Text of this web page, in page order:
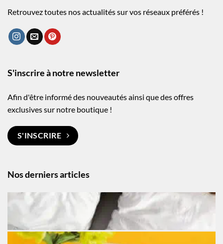
Retrouvez toutes nos actualités sur vos réseaux préférés !
Nos derniers articles
S'inscrire à notre newsletter
Afin d'être informé des nouveautés ainsi que des offres
exclusives sur notre boutique !
S'INSCRIRE